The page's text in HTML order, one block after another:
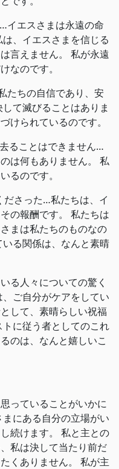
イエスさまは永遠の命
、イエスさまを信じる
言えません。 私が永遠
なのです。
たちの自信であり、安
て滅びることはありま
けられているのです。
ることはできません…
は何もありません。 私
るのです。
さった…私たちは、イ
の報酬です。 私たちは
まは私たちのものなの
る関係は、なんと素晴
る人々についての驚く
ご自分がケアをしてい
して、素晴らしい祝福
に従う者としてのこれ
のは、なんと嬉しいこ
ていることがいかに
にある自分の立場がい
続けます。 私と主との
私は決して当たり前だ
くありません。 私が主